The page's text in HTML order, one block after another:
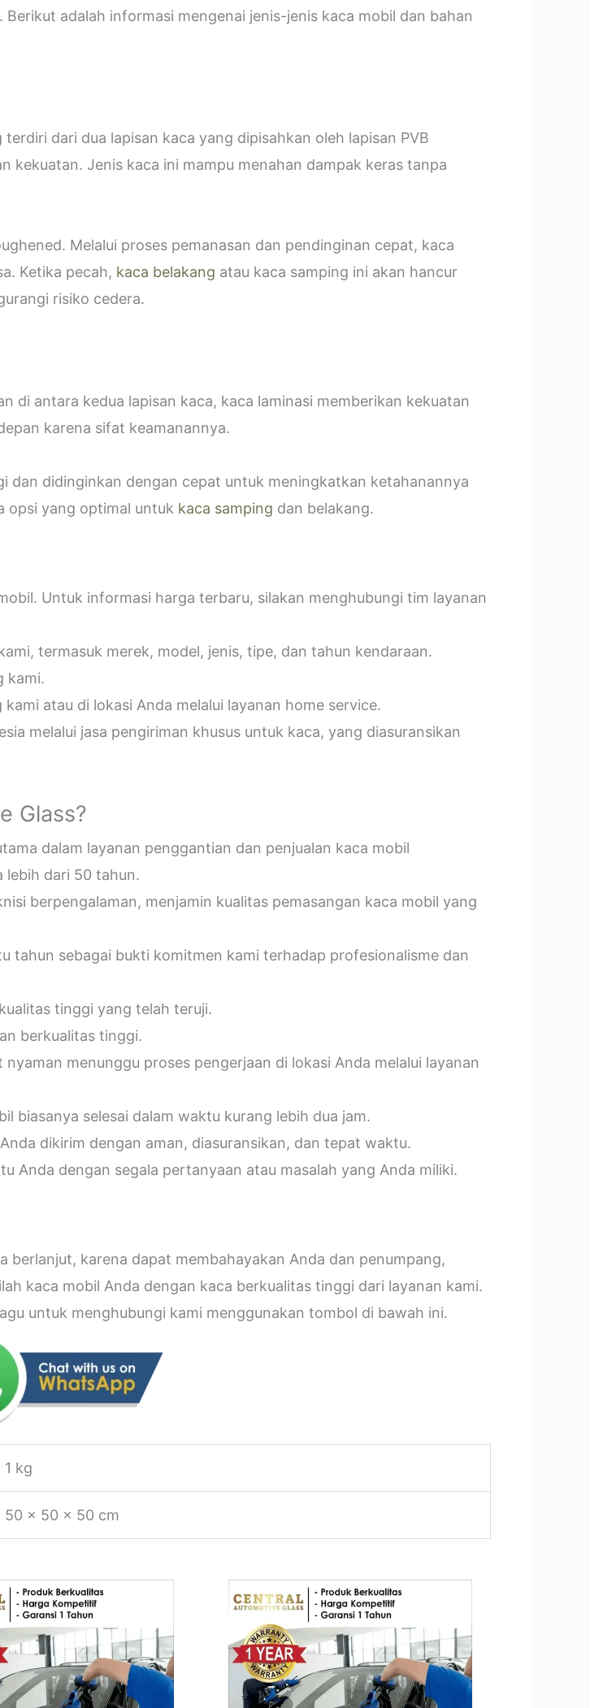
adalah informasi mengenai jenis-jenis kaca mobil dan bahan
dari dua lapisan kaca yang dipisahkan oleh lapisan PVB
kekuatan. Jenis kaca ini mampu menahan dampak keras tanpa
Melalui proses pemanasan dan pendinginan cepat, kaca
Ketika pecah, kaca belakang atau kaca samping ini akan hancur
risiko cedera.
di antara kedua lapisan kaca, kaca laminasi memberikan kekuatan
karena sifat keamanannya.
dan didinginkan dengan cepat untuk meningkatkan ketahanannya
opsi yang optimal untuk kaca samping dan belakang.
Untuk informasi harga terbaru, silakan menghubungi tim layanan
termasuk merek, model, jenis, tipe, dan tahun kendaraan.
kami.
atau di lokasi Anda melalui layanan home service.
melalui jasa pengiriman khusus untuk kaca, yang diasuransikan
Glass?
dalam layanan penggantian dan penjualan kaca mobil
lebih dari 50 tahun.
berpengalaman, menjamin kualitas pemasangan kaca mobil yang
tahun sebagai bukti komitmen kami terhadap profesionalisme dan
tinggi yang telah teruji.
berkualitas tinggi.
nyaman menunggu proses pengerjaan di lokasi Anda melalui layanan
biasanya selesai dalam waktu kurang lebih dua jam.
dikirim dengan aman, diasuransikan, dan tepat waktu.
Anda dengan segala pertanyaan atau masalah yang Anda miliki.
karena dapat membahayakan Anda dan penumpang,
kaca mobil Anda dengan kaca berkualitas tinggi dari layanan kami.
untuk menghubungi kami menggunakan tombol di bawah ini.
1 kg
50 × 50 × 50 cm